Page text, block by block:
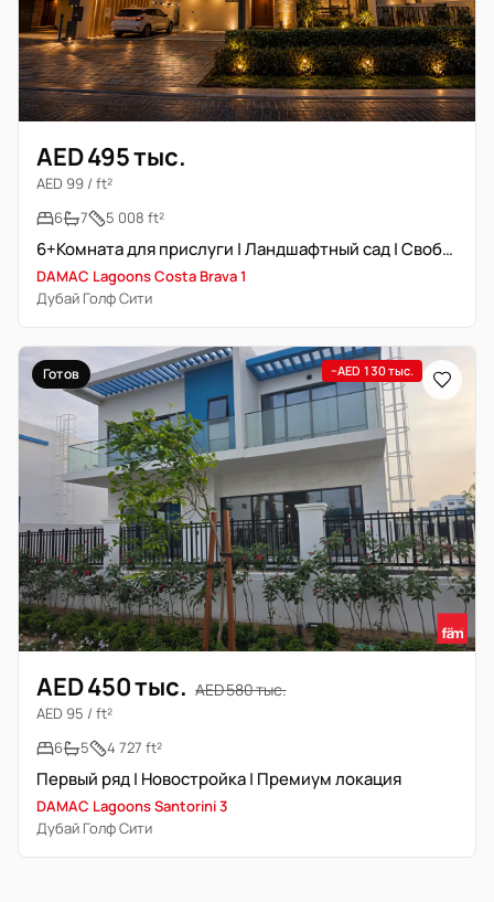
AED 495 тыс.
AED 99 / ft²
6
7 5 008 ft²
6+Комната для прислуги | Ландшафтный сад | Свободна | Вид на лагуну
DAMAC Lagoons Costa Brava 1
Дубай Голф Сити
Готов −AED 130 тыс.
AED 450 тыс. AED 580 тыс.
AED 95 / ft²
6
5 4 727 ft²
Первый ряд | Новостройка | Премиум локация
DAMAC Lagoons Santorini 3
Дубай Голф Сити